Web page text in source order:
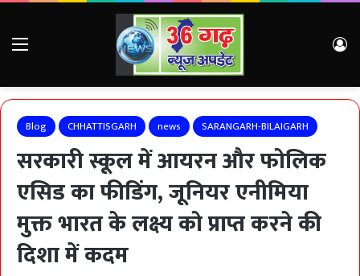
Menu
Blog CHHATTISGARH news SARANGARH-BILAIGARH
सरकारी स्कूल में आयरन और फोलिक
एसिड का फीडिंग, जूनियर एनीमिया
मुक्त भारत के लक्ष्य को प्राप्त करने की
दिशा में कदम